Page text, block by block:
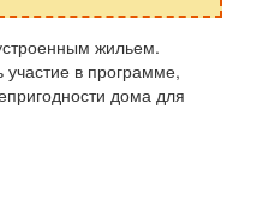
жильем.
в программе,
дома для